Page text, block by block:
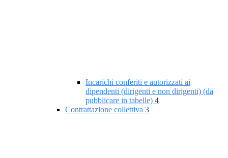
Incarichi conferiti e autorizzati ai
dipendenti (dirigenti e non dirigenti) (da
pubblicare in tabelle) 4
Contrattazione collettiva 3